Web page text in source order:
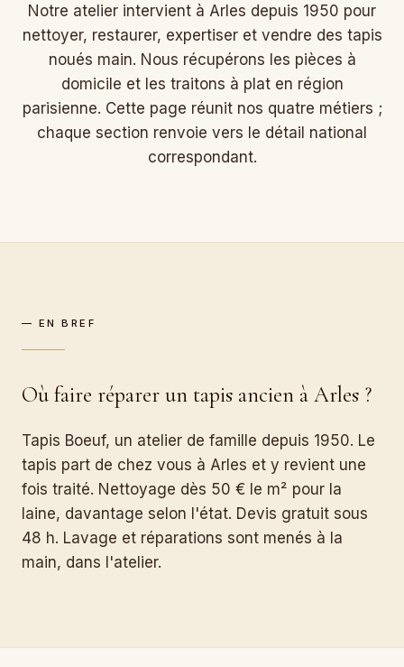
Notre atelier intervient à Arles depuis 1950 pour
nettoyer, restaurer, expertiser et vendre des tapis
noués main. Nous récupérons les pièces à
domicile et les traitons à plat en région
parisienne. Cette page réunit nos quatre métiers ;
chaque section renvoie vers le détail national
correspondant.
— EN BREF
Où faire réparer un tapis ancien à Arles ?
Tapis Boeuf, un atelier de famille depuis 1950. Le
tapis part de chez vous à Arles et y revient une
fois traité. Nettoyage dès 50 € le m² pour la
laine, davantage selon l'état. Devis gratuit sous
48 h. Lavage et réparations sont menés à la
main, dans l'atelier.